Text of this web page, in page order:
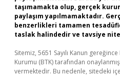
taşımamakta olup, gerçek
paylaşım yapılmamaktadır.
benzerlikleri tamamen
taslak halindedir ve tavsiye
Sitemiz, 5651 Sayılı Kanun
Kurumu (BTK) tarafından
vermektedir. Bu nedenle, sitedeki